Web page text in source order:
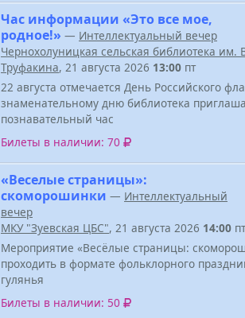
Час информации «Это все мое,
родное!» — Интеллектуальный вечер
Чернохолуницкая сельская библиотека им.
Труфакина, 21 августа 2026 13:00 пт
22 августа отмечается День Российского
знаменательному дню библиотека
познавательный час
Билеты в наличии: 70
«Веселые страницы»:
скоморошинки — Интеллектуальный
вечер
МКУ "Зуевская ЦБС", 21 августа 2026 14:00 пт
Мероприятие «Весёлые страницы:
проходить в формате фольклорного
гулянья
Билеты в наличии: 50